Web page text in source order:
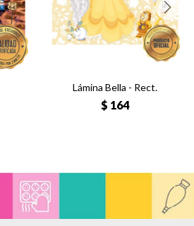
Lámina Bella - Rect.
$ 164